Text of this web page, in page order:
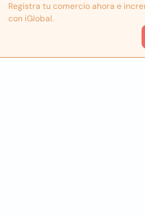
Registra tu comercio ahora e
con iGlobal.